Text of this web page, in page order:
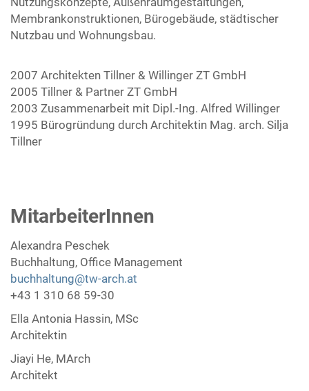
Membrankonstruktionen, Bürogebäude, städtischer
Nutzbau und Wohnungsbau.
2007 Architekten Tillner & Willinger ZT GmbH
2005 Tillner & Partner ZT GmbH
2003 Zusammenarbeit mit Dipl.-Ing. Alfred Willinger
1995 Bürogründung durch Architektin Mag. arch. Silja
Tillner
MitarbeiterInnen
Alexandra Peschek
Buchhaltung, Office Management
buchhaltung@tw-arch.at
+43 1 310 68 59-30
Ella Antonia Hassin, MSc
Architektin
Jiayi He, MArch
Architekt